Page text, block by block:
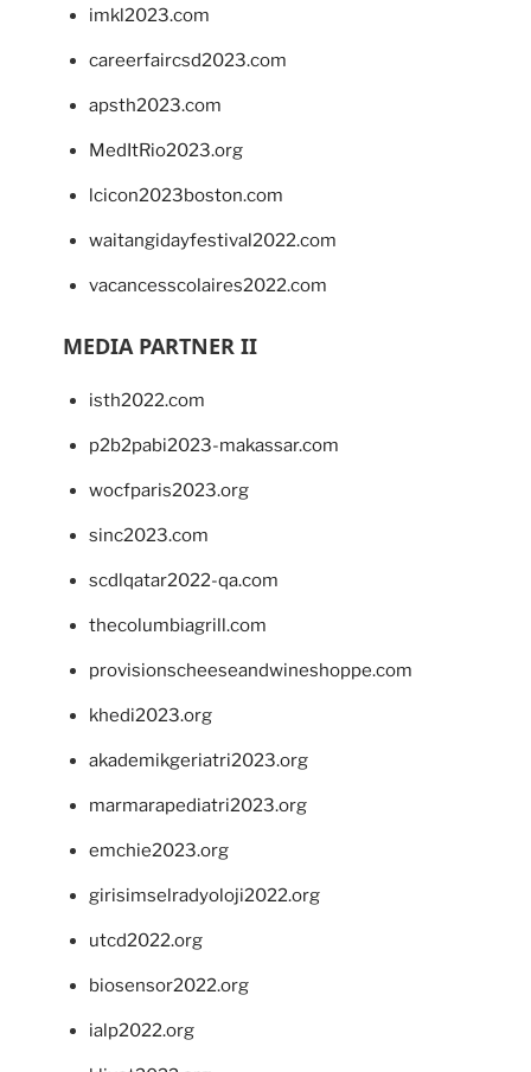
imkl2023.com
careerfaircsd2023.com
apsth2023.com
MedItRio2023.org
lcicon2023boston.com
waitangidayfestival2022.com
vacancesscolaires2022.com
MEDIA PARTNER II
isth2022.com
p2b2pabi2023-makassar.com
wocfparis2023.org
sinc2023.com
scdlqatar2022-qa.com
thecolumbiagrill.com
provisionscheeseandwineshoppe.com
khedi2023.org
akademikgeriatri2023.org
marmarapediatri2023.org
emchie2023.org
girisimselradyoloji2022.org
utcd2022.org
biosensor2022.org
ialp2022.org